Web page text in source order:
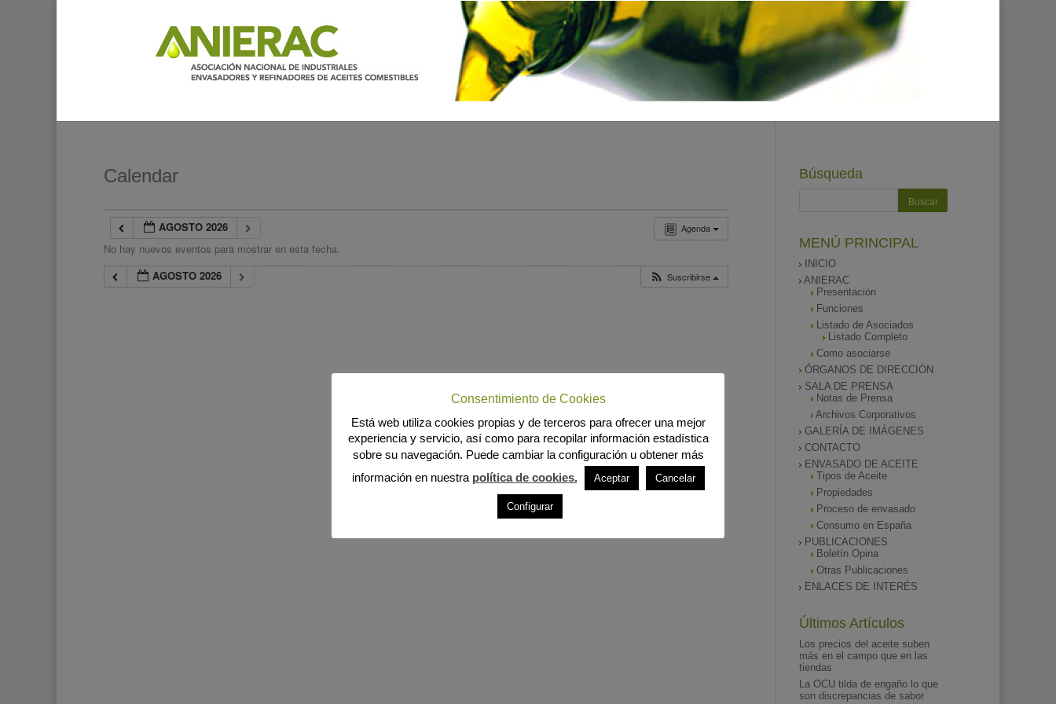
Calendar
Agenda
AGOSTO 2026
No hay nuevos eventos para mostrar en esta fecha.
AGOSTO 2026
Suscribirse
Búsqueda
MENÚ PRINCIPAL
INICIO
ANIERAC
Presentación
Funciones
Listado de Asociados
Listado Completo
Como asociarse
ÓRGANOS DE DIRECCIÓN
SALA DE PRENSA
Notas de Prensa
Archivos Corporativos
GALERÍA DE IMÁGENES
CONTACTO
ENVASADO DE ACEITE
Tipos de Aceite
Propiedades
Proceso de envasado
Consumo en España
PUBLICACIONES
Boletín Opina
Otras Publicaciones
ENLACES DE INTERÉS
Últimos Artículos
Los precios del aceite suben
más en el campo que en las
tiendas
La OCU tilda de engaño lo que
son discrepancias de sabor
Consentimiento de Cookies
Está web utiliza cookies propias y de terceros para ofrecer una mejor
experiencia y servicio, así como para recopilar información estadística
sobre su navegación. Puede cambiar la configuración u obtener más
información en nuestra política de cookies. Aceptar Cancelar
Configurar